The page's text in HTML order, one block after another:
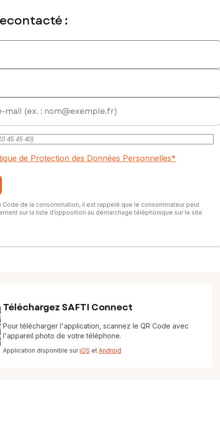
:
de Protection des Données Personnelles*
Code de la consommation, il est rappelé que le consommateur peut
sur la liste d’opposition au démarchage téléphonique sur le site
Téléchargez SAFTI Connect
Pour télécharger l'application, scannez le QR Code avec
l'appareil photo de votre téléphone.
Application disponible suriOS et Android